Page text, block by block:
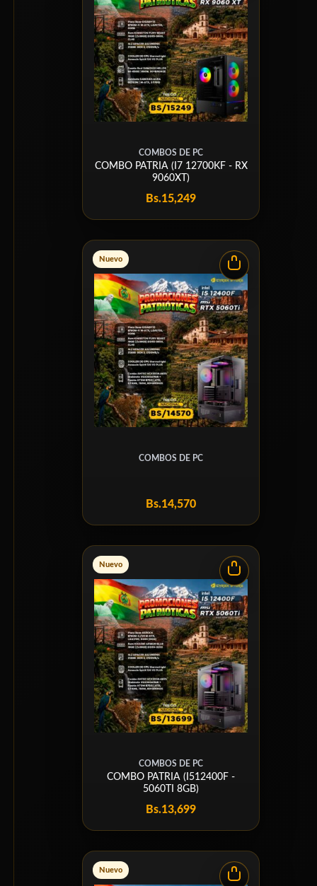
COMBOS DE PC
COMBO PATRIA (I7 12700KF - RX
9060XT)
Bs.15,249
Nuevo
COMBOS DE PC
Bs.14,570
Nuevo
COMBOS DE PC
COMBO PATRIA (I512400F -
5060TI 8GB)
Bs.13,699
Nuevo